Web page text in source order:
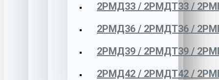
2РМД33 / 2РМДТ33 /
2РМД36 / 2РМДТ36 /
2РМД39 / 2РМДТ39 /
2РМД42 / 2РМДТ42 /